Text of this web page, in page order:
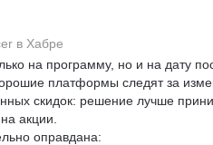
в Хабре
на программу, но и на дату
платформы следят за
скидок: решение лучше
акции.
оправдана: